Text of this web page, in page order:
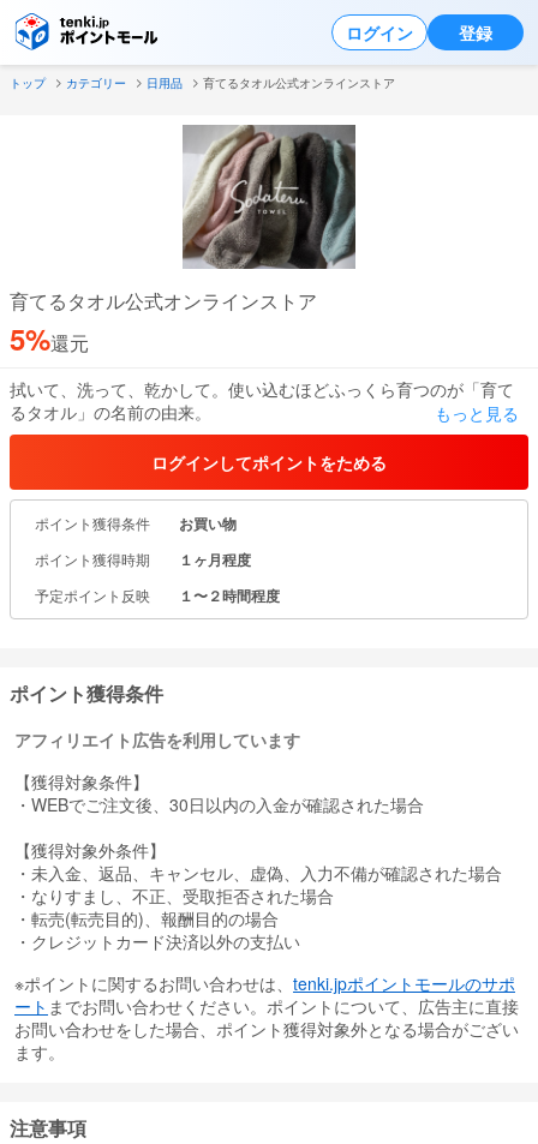
ログイン 登録
トップ カテゴリー 日用品 育てるタオル公式オンラインストア
育てるタオル公式オンラインストア
5%還元
拭いて、洗って、乾かして。使い込むほどふっくら育つのが「育て
るタオル」の名前の由来。
育つのはふんわり感だけではなく、吸水性や速乾性も高くなってい
き、使い込むほどスーッと
やさしく水分を吸ってくれる。そんな楽しい驚きが待っているタオ
ルです。
もっと見る
ログインしてポイントをためる
ポイント獲得条件 お買い物
ポイント獲得時期 １ヶ月程度
予定ポイント反映 １〜２時間程度
ポイント獲得条件
アフィリエイト広告を利用しています
【獲得対象条件】
・WEBでご注文後、30日以内の入金が確認された場合
【獲得対象外条件】
・未入金、返品、キャンセル、虚偽、入力不備が確認された場合
・なりすまし、不正、受取拒否された場合
・転売(転売目的)、報酬目的の場合
・クレジットカード決済以外の支払い
※ポイントに関するお問い合わせは、 tenki.jpポイントモールのサポ
ート までお問い合わせください。ポイントについて、広告主に直接
お問い合わせをした場合、ポイント獲得対象外となる場合がござい
ます。
注意事項